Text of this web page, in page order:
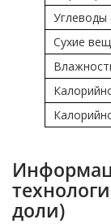
Углеводы
Сухие
доли)